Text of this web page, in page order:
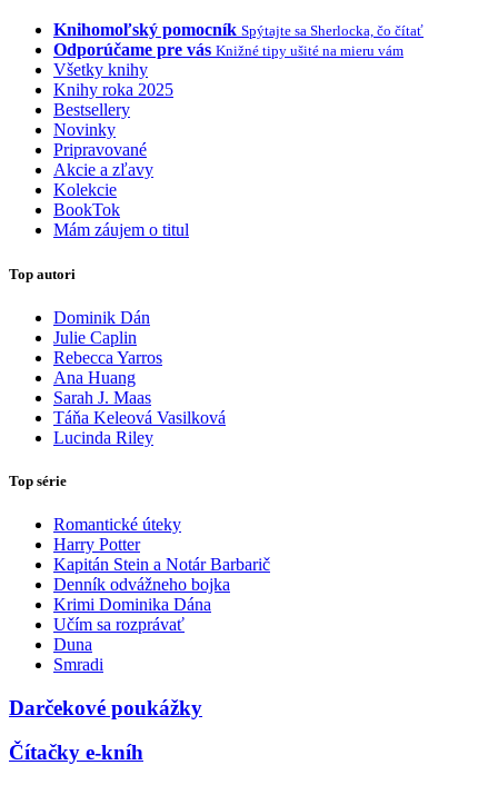
Knihomoľský pomocník Spýtajte sa Sherlocka, čo čítať
Odporúčame pre vás Knižné tipy ušité na mieru vám
Všetky knihy
Knihy roka 2025
Bestsellery
Novinky
Pripravované
Akcie a zľavy
Kolekcie
BookTok
Mám záujem o titul
Top autori
Dominik Dán
Julie Caplin
Rebecca Yarros
Ana Huang
Sarah J. Maas
Táňa Keleová Vasilková
Lucinda Riley
Top série
Romantické úteky
Harry Potter
Kapitán Stein a Notár Barbarič
Denník odvážneho bojka
Krimi Dominika Dána
Učím sa rozprávať
Duna
Smradi
Darčekové poukážky
Čítačky e-kníh